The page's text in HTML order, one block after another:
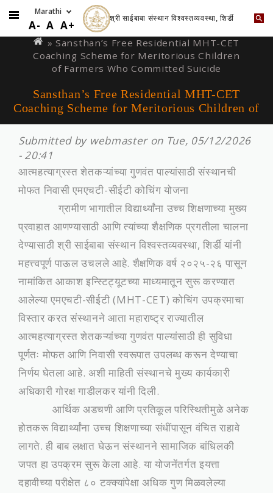
to
A- A A+ श्री साईबाबा संस्थान विश्वस्तव्यवस्था, शिर्डी
are
» Sansthan’s Free Residential MHT-CET
Coaching Scheme for Meritorious Children
of Farmers Who Committed Suicide
Sansthan’s Free Residential MHT-CET
Coaching Scheme for Meritorious Children of
Submitted by webmasteron Tue, 05/12/2026
- 20:41
आत्महत्याग्रस्त शेतकऱ्यांच्या गुणवंत पाल्यांसाठी संस्थानची
मोफत निवासी एमएचटी-सीईटी कोचिंग योजना
ग्रामीण भागातील विद्यार्थ्यांना उच्च शिक्षणाच्या मुख्य
प्रवाहात आणण्यासाठी आणि त्यांच्या शैक्षणिक प्रगतीला चालना
देण्यासाठी श्री साईबाबा संस्थान विश्वस्तव्यवस्था, शिर्डी यांनी
महत्त्वपूर्ण पाऊल उचलले आहे. शैक्षणिक वर्ष २०२५-२६ पासून
नामांकित आकाश इन्स्टिट्यूटच्या माध्यमातून सुरू करण्यात
आलेल्या एमएचटी-सीईटी (MHT-CET) कोचिंग उपक्रमाचा
विस्तार करत संस्थानने आता महाराष्ट्र राज्यातील
आत्महत्याग्रस्त शेतकऱ्यांच्या गुणवंत पाल्यांसाठी ही सुविधा
पूर्णतः मोफत आणि निवासी स्वरूपात उपलब्ध करून देण्याचा
निर्णय घेतला आहे. अशी माहिती संस्थानचे मुख्य कार्यकारी
अधिकारी गोरक्ष गाडीलकर यांनी दिली.
आर्थिक अडचणी आणि प्रतिकूल परिस्थितीमुळे अनेक
होतकरू विद्यार्थ्यांना उच्च शिक्षणाच्या संधींपासून वंचित राहावे
लागते. ही बाब लक्षात घेऊन संस्थानने सामाजिक बांधिलकी
जपत हा उपक्रम सुरू केला आहे. या योजनेंतर्गत इयत्ता
दहावीच्या परीक्षेत ८० टक्क्यांपेक्षा अधिक गुण मिळवलेल्या